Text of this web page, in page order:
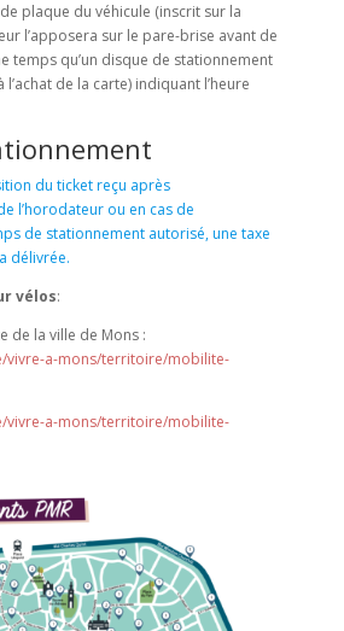
plaque du véhicule (inscrit sur la
l’apposera sur le pare-brise avant de
temps qu’un disque de stationnement
de la carte) indiquant l’heure
du ticket reçu après
l’horodateur ou en cas de
de stationnement autorisé, une taxe
délivrée.
vélos:
de la ville de Mons :
vivre-a-mons/territoire/mobilite-
vivre-a-mons/territoire/mobilite-